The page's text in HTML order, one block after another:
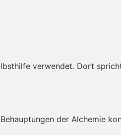
verwendet. Dort
der Alchemie